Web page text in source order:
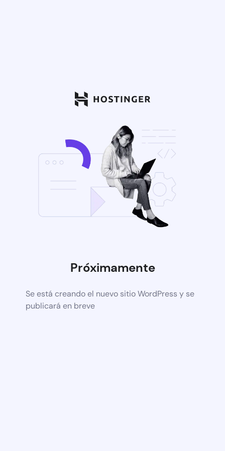
Próximamente
Se está creando el nuevo sitio WordPress y se
publicará en breve